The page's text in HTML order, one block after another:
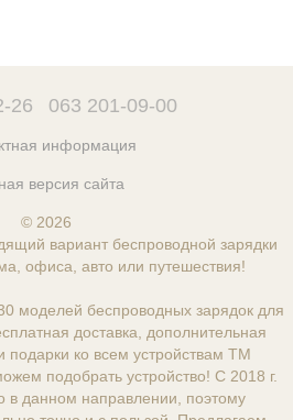
26 063 201-09-00
информация
версия сайта
© 2026
вариант беспроводной зарядки
офиса, авто или путешествия!
моделей беспроводных зарядок для
доставка, дополнительная
подарки ко всем устройствам ТМ
подобрать устройство! С 2018 г.
в данном направлении, поэтому